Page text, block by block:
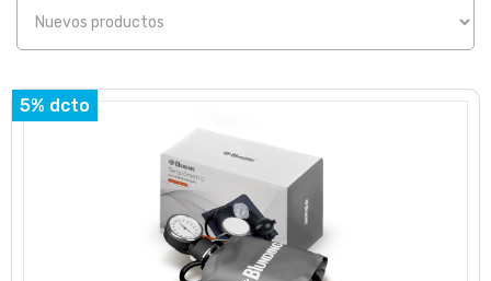
5% dcto